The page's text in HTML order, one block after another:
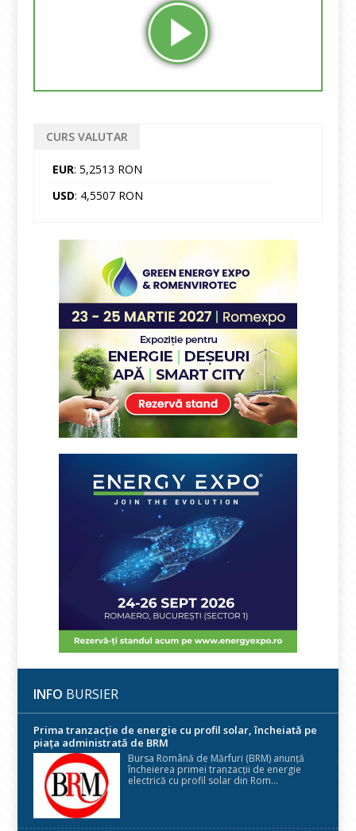
CURS VALUTAR
EUR: 5,2513 RON
USD: 4,5507 RON
INFO BURSIER
Prima tranzacție de energie cu profil solar, încheiată pe
piața administrată de BRM
Bursa Română de Mărfuri (BRM) anunță
încheierea primei tranzacții de energie
electrică cu profil solar din Rom...